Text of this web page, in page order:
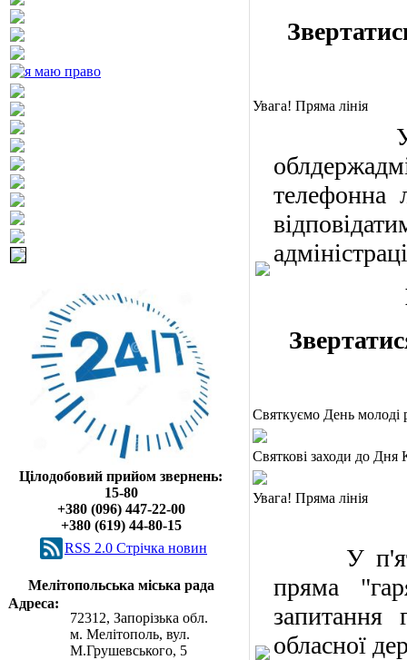
Цілодобовий прийом звернень:
15-80
+380 (096) 447-22-00
+380 (619) 44-80-15
RSS 2.0 Cтрічка новин
Мелітопольська міська рада
Адреса:
72312, Запорізька обл.
м. Мелітополь, вул.
М.Грушевського, 5
Увага! Пряма лінія
У
телефонна
Святкуємо День молоді
Святкові заходи до Дня
Увага! Пряма лінія
У
пряма
запитання
обласної